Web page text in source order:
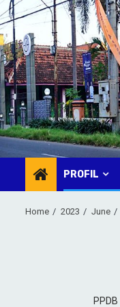
Skip
to
content
PROFIL
Home 2023 June
PPDB